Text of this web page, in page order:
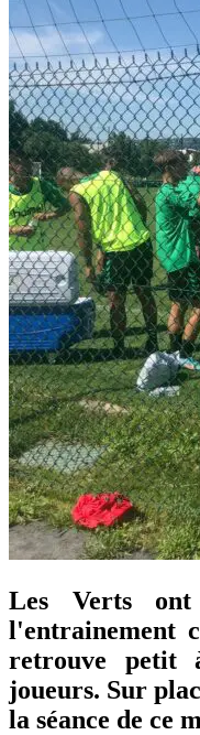
Les Verts
l'entrainement
retrouve petit
joueurs. Sur
la séance de ce